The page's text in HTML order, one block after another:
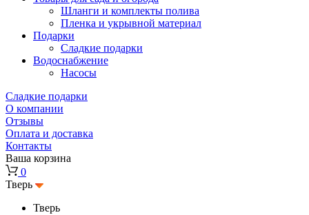
Шланги и комплекты полива
Пленка и укрывной материал
Подарки
Cладкие подарки
Водоснабжение
Насосы
Сладкие подарки
О компании
Отзывы
Оплата и доставка
Контакты
Ваша корзина
0
Тверь
Тверь